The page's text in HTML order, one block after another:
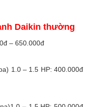
Daikin thường
– 650.000đ
1.0 – 1.5 HP: 400.000đ